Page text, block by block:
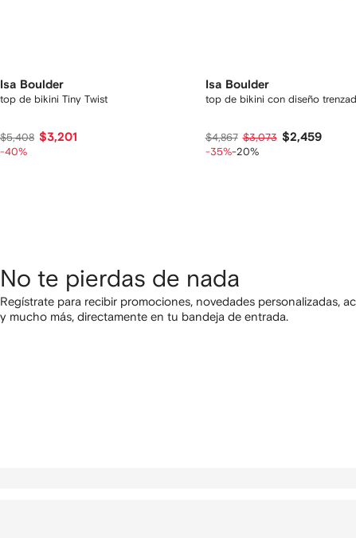
Isa Boulder
top de bikini Tiny Twist
$5,408 $3,201
-40%
Isa Boulder
top de bikini con diseño
$4,867 $3,073 $2,459
-35%-20%
No te pierdas de nada
Regístrate para recibir promociones, novedades personalizadas,
y mucho más, directamente en tu bandeja de entrada.